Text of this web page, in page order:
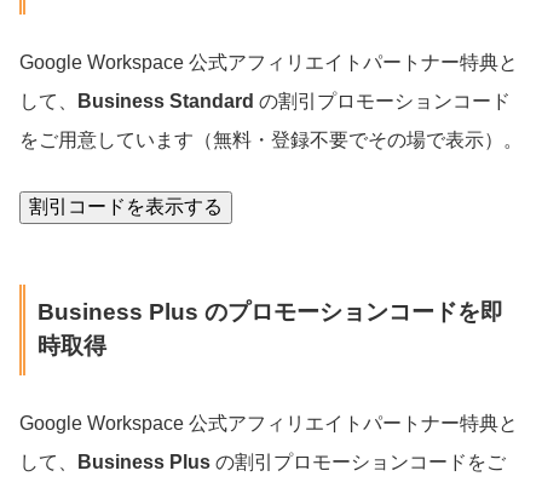
Google Workspace 公式アフィリエイトパートナー特典と
して、
Business Standard の割引プロモーションコード
をご用意しています（無料・登録不要でその場で表示）。
割引コードを表示する
Business Plus のプロモーションコードを即
時取得
Google Workspace 公式アフィリエイトパートナー特典と
して、
Business Plus の割引プロモーションコードをご